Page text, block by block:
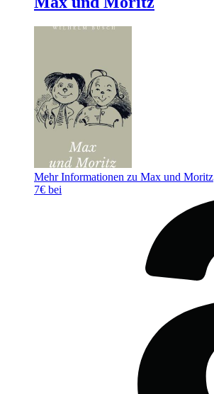
Mehr Informationen zu Max und Moritz
7€ bei